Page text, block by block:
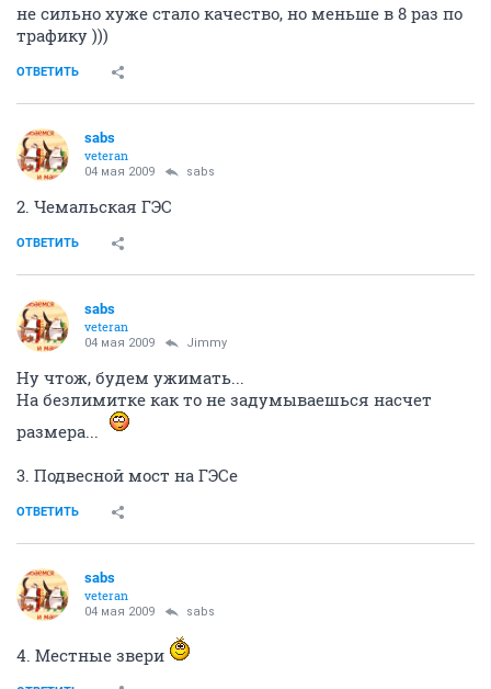
не сильно хуже стало качество, но меньше в 8 раз по
трафику )))
ОТВЕТИТЬ
sabs
veteran
04 мая 2009 sabs
2. Чемальская ГЭС
ОТВЕТИТЬ
sabs
veteran
04 мая 2009 Jimmy
Ну чтож, будем ужимать...
На безлимитке как то не задумываешься насчет
размера...
3. Подвесной мост на ГЭСе
ОТВЕТИТЬ
sabs
veteran
04 мая 2009 sabs
4. Местные звери